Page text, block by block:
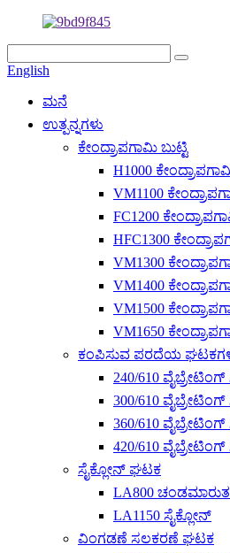
English
ಮನೆ
ಉತ್ಪನ್ನಗಳು
ಕೇಂದ್ರಾಪಗಾಮಿ ಬುಟ್ಟಿ
H1000
VM1100
FC1200
HFC1300
VM1300
VM1400
VM1500
VM1650
ಕಂಪಿಸುವ ಪರದೆಯ
240/610
300/610
360/610
420/610
ಸೈಕ್ಲೋನ್ ಘಟಕ
LA800 ಚಂಡಮಾರುತ
LA1150 ಸೈಕ್ಲೋನ್
ವಿಂಗಡಣೆ ಸಲಕರಣೆ ಘಟಕ